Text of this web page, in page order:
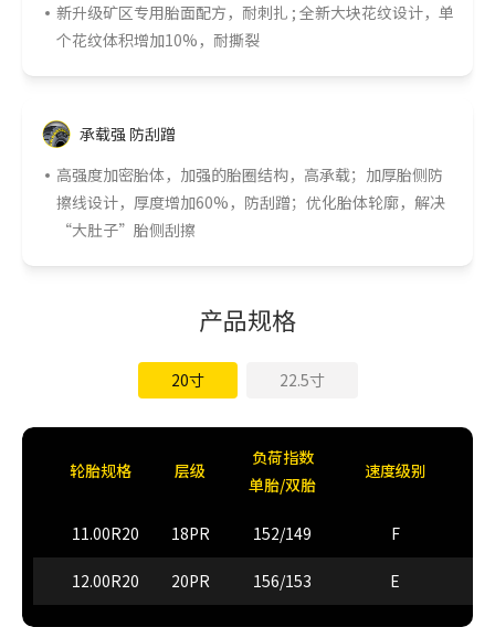
新升级矿区专用胎面配方，耐刺扎 ; 全新大块花纹设计，单
个花纹体积增加10%，耐撕裂
承载强 防刮蹭
高强度加密胎体，加强的胎圈结构，高承载；加厚胎侧防
擦线设计，厚度增加60%，防刮蹭；优化胎体轮廓，解决
“大肚子”胎侧刮擦
产品规格
20寸 22.5寸
轮胎规格 层级
负荷指数
单胎/双胎
速度级别
11.00R20 18PR 152/149 F
12.00R20 20PR 156/153 E